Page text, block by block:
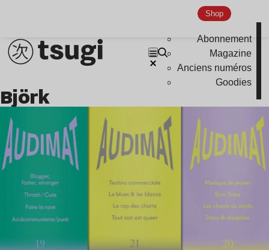
Shop
Abonnement
Magazine
Anciens numéros
Goodies
Björk